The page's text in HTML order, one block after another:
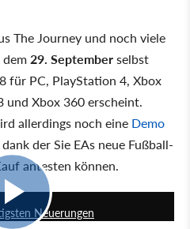
The Journey und noch viele
29. Septemberselbst
für PC, PlayStation 4, Xbox
und Xbox 360 erscheint.
allerdings noch eine Demo
der Sie EAs neue Fußball-
antesten können.
Neuerungen